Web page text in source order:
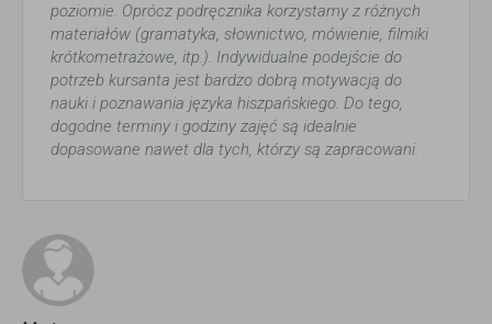
poziomie. Oprócz podręcznika korzystamy z różnych
materiałów (gramatyka, słownictwo, mówienie, filmiki
krótkometrażowe, itp.). Indywidualne podejście do
potrzeb kursanta jest bardzo dobrą motywacją do
nauki i poznawania języka hiszpańskiego. Do tego,
dogodne terminy i godziny zajęć są idealnie
dopasowane nawet dla tych, którzy są zapracowani.